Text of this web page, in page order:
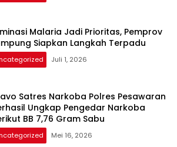
Malaria Jadi Prioritas, Pemprov
Siapkan Langkah Terpadu
Juli 1, 2026
Satres Narkoba Polres Pesawaran
Ungkap Pengedar Narkoba
BB 7,76 Gram Sabu
Mei 16, 2026